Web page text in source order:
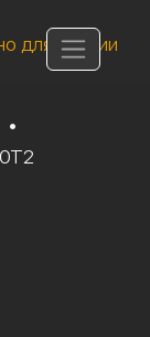
для России
•